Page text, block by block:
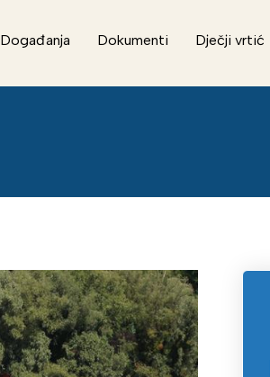
Događanja Dokumenti Dječji vrtić